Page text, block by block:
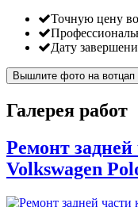
Точную цену
Дату
Вышлите фото на вотцап
Галерея работ
Ремонт задней
Volkswagen